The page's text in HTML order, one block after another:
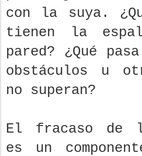
personaje
con la suya.
tienen la
pared? ¿Qué
obstáculos u
El fracaso de